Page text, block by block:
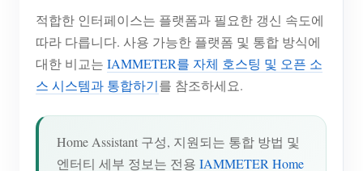
적합한 인터페이스는 플랫폼과 필요한 갱신 속도에
따라 다릅니다. 사용 가능한 플랫폼 및 통합 방식에
대한 비교는 IAMMETER를 자체 호스팅 및 오픈 소
스 시스템과 통합하기를 참조하세요.
Home Assistant 구성, 지원되는 통합 방법 및
엔터티 세부 정보는 전용 IAMMETER Home